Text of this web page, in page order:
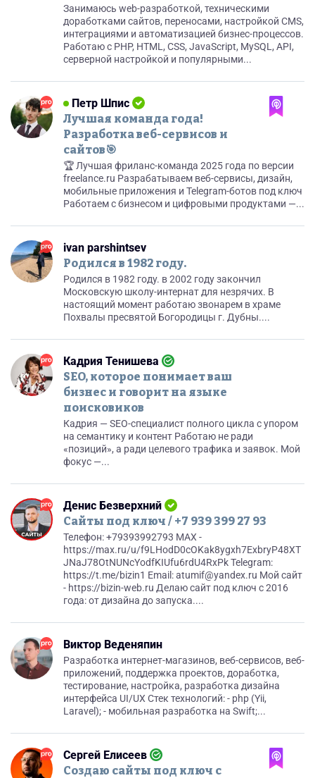
Занимаюсь web-разработкой, техническими
доработками сайтов, переносами, настройкой CMS,
интеграциями и автоматизацией бизнес-процессов.
Работаю с PHP, HTML, CSS, JavaScript, MySQL, API,
серверной настройкой и популярными...
Петр Шпис
Лучшая команда года!
Разработка веб-сервисов и
сайтов🎯
🏆 Лучшая фриланс-команда 2025 года по версии
freelance.ru Разрабатываем веб-сервисы, дизайн,
мобильные приложения и Telegram-ботов под ключ
Работаем с бизнесом и цифровыми продуктами —...
ivan parshintsev
Родился в 1982 году.
Родился в 1982 году. в 2002 году закончил
Московскую школу-интернат для незрячих. В
настоящий момент работаю звонарем в храме
Похвалы пресвятой Богородицы г. Дубны....
Кадрия Тенишева
SEO, которое понимает ваш
бизнес и говорит на языке
поисковиков
Кадрия — SEO-специалист полного цикла с упором
на семантику и контент Работаю не ради
«позиций», а ради целевого трафика и заявок. Мой
фокус —...
Денис Безверхний
Сайты под ключ / +7 939 399 27 93
Телефон: +79393992793 MAX -
https://max.ru/u/f9LHodD0cOKak8ygxh7ExbryP48XT
JNaJ78OtNUNcYodfKIUfu6rdU4RxPk Telegram:
https://t.me/bizin1 Email: atumif@yandex.ru Мой сайт
- https://bizin-web.ru Делаю сайт под ключ с 2016
года: от дизайна до запуска....
Виктор Веденяпин
Разработка интернет-магазинов, веб-сервисов, веб-
приложений, поддержка проектов, доработка,
тестирование, настройка, разработка дизайна
интерфейса UI/UX Стек технологий: - php (Yii,
Laravel); - мобильная разработка на Swift;...
Сергей Елисеев
Создаю сайты под ключ с